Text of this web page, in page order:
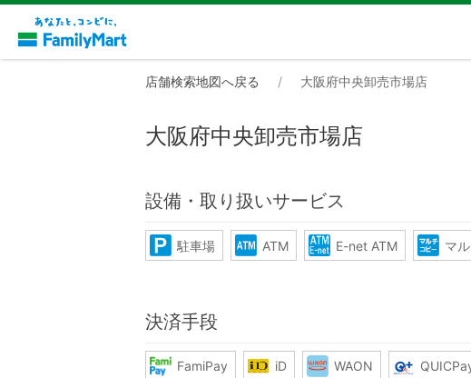
店舗検索地図へ戻る 大阪府中央卸売市場店
大阪府中央卸売市場店
設備・取り扱いサービス
駐車場 ATM E-net ATM マ
決済手段
FamiPay iD WAON